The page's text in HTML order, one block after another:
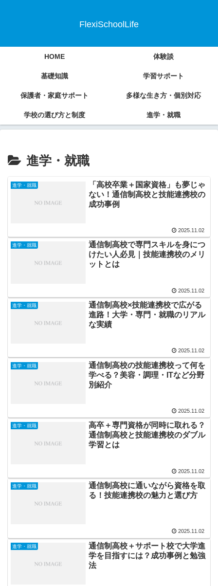
FlexiSchoolLife
HOME 体験談
基礎知識 学習サポート
保護者・家庭サポート 多様な生き方・個別対応
学校の選び方と制度 進学・就職
進学・就職
進学・就職
「高校卒業＋国家資格」も夢じゃ
ない！通信制高校と技能連携校の
成功事例
2025.11.02
進学・就職
通信制高校で専門スキルを身につ
けたい人必見｜技能連携校のメリ
ットとは
2025.11.02
進学・就職
通信制高校×技能連携校で広がる
進路！大学・専門・就職のリアル
な実績
2025.11.02
進学・就職
通信制高校の技能連携校って何を
学べる？美容・調理・ITなど分野
別紹介
2025.11.02
進学・就職
高卒＋専門資格が同時に取れる？
通信制高校と技能連携校のダブル
学習とは
2025.11.02
進学・就職
通信制高校に通いながら資格を取
る！技能連携校の魅力と選び方
2025.11.02
進学・就職
通信制高校＋サポート校で大学進
学を目指すには？成功事例と勉強
法